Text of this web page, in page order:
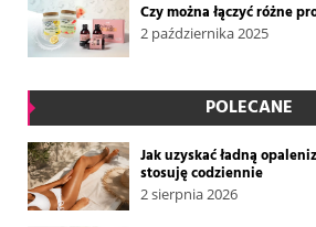
Czy można łączyć różne
2 października 2025
POLECANE
Jak uzyskać ładną
stosuję codziennie
2 sierpnia 2026